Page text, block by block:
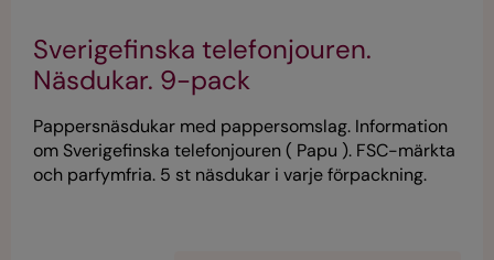
Sverigefinska telefonjouren.
Näsdukar. 9-pack
Pappersnäsdukar med pappersomslag. Information
om Sverigefinska telefonjouren ( Papu ). FSC-märkta
och parfymfria. 5 st näsdukar i varje förpackning.